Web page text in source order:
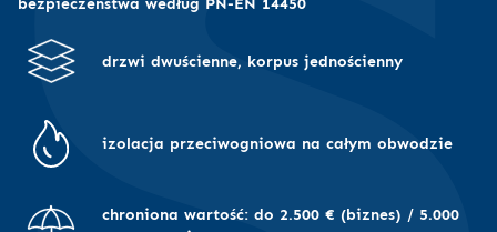
drzwi dwuścienne, korpus jednościenny
izolacja przeciwogniowa na całym obwodzie
chroniona wartość: do 2.500 € (biznes) / 5.000